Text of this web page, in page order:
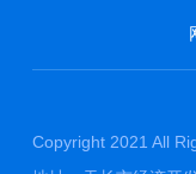
Copyright 2021 All